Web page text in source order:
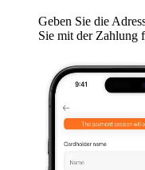
Geben Sie die
Sie mit der Zahlung